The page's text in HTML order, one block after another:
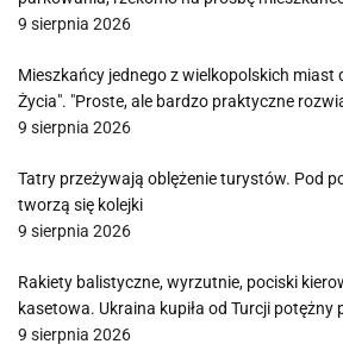
9 sierpnia 2026
Mieszkańcy jednego z wielkopolskich miast
Życia". "Proste, ale bardzo praktyczne
9 sierpnia 2026
Tatry przeżywają oblężenie turystów. Pod
tworzą się kolejki
9 sierpnia 2026
Rakiety balistyczne, wyrzutnie, pociski
kasetowa. Ukraina kupiła od Turcji potężny
9 sierpnia 2026